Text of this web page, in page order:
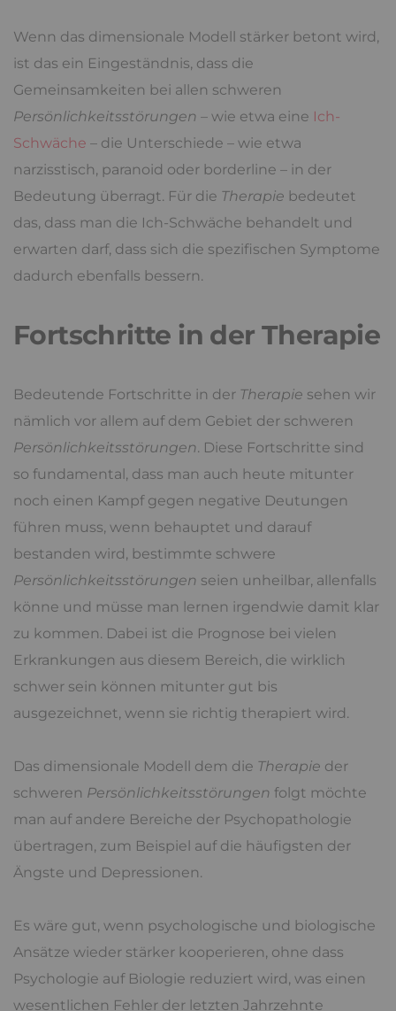
Wenn das dimensionale Modell stärker betont wird,
ist das ein Eingeständnis, dass die
Gemeinsamkeiten bei allen schweren
Persönlichkeitsstörungen – wie etwa eine Ich-
Schwäche – die Unterschiede – wie etwa
narzisstisch, paranoid oder borderline – in der
Bedeutung überragt. Für die Therapie bedeutet
das, dass man die Ich-Schwäche behandelt und
erwarten darf, dass sich die spezifischen Symptome
dadurch ebenfalls bessern.
Fortschritte in der Therapie
Bedeutende Fortschritte in der Therapie sehen wir
nämlich vor allem auf dem Gebiet der schweren
Persönlichkeitsstörungen. Diese Fortschritte sind
so fundamental, dass man auch heute mitunter
noch einen Kampf gegen negative Deutungen
führen muss, wenn behauptet und darauf
bestanden wird, bestimmte schwere
Persönlichkeitsstörungen seien unheilbar, allenfalls
könne und müsse man lernen irgendwie damit klar
zu kommen. Dabei ist die Prognose bei vielen
Erkrankungen aus diesem Bereich, die wirklich
schwer sein können mitunter gut bis
ausgezeichnet, wenn sie richtig therapiert wird.
Das dimensionale Modell dem die Therapie der
schweren Persönlichkeitsstörungen folgt möchte
man auf andere Bereiche der Psychopathologie
übertragen, zum Beispiel auf die häufigsten der
Ängste und Depressionen.
Es wäre gut, wenn psychologische und biologische
Ansätze wieder stärker kooperieren, ohne dass
Psychologie auf Biologie reduziert wird, was einen
wesentlichen Fehler der letzten Jahrzehnte